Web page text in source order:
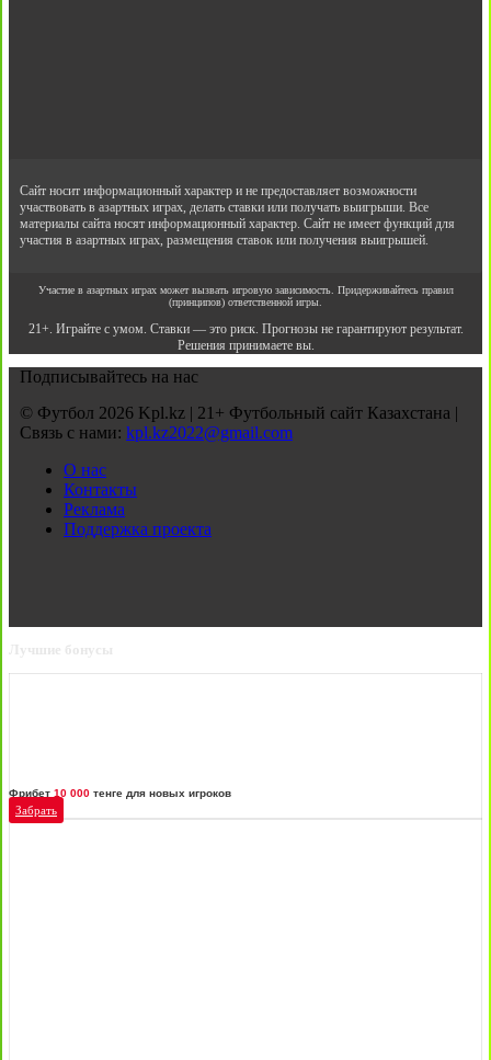
Сайт носит информационный характер и не предоставляет возможности
участвовать в азартных играх, делать ставки или получать выигрыши. Все
материалы сайта носят информационный характер. Сайт не имеет функций для
участия в азартных играх, размещения ставок или получения выигрышей.
Участие в азартных играх может вызвать игровую зависимость. Придерживайтесь правил
(принципов) ответственной игры.
21+. Играйте с умом. Ставки — это риск. Прогнозы не гарантируют результат.
Решения принимаете вы.
Подписывайтесь на нас
© Футбол 2026 Kpl.kz | 21+ Футбольный сайт Казахстана |
Связь с нами: kpl.kz2022@gmail.com
О нас
Контакты
Реклама
Поддержка проекта
Лучшие бонусы
Фрибет 10 000 тенге для новых игроков
Забрать